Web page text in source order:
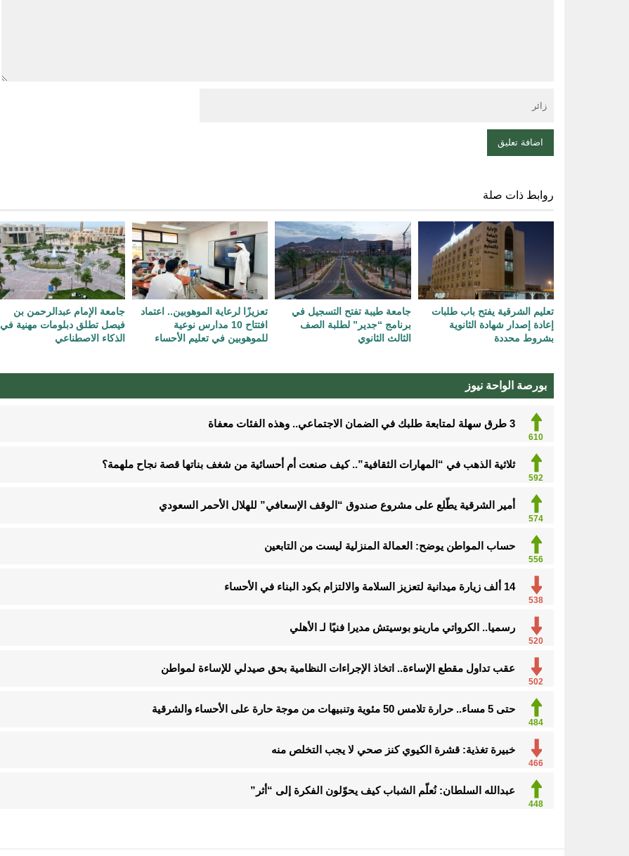
روابط ذات صلة
تعليم الشرقية يفتح باب طلبات
إعادة إصدار شهادة الثانوية
بشروط محددة
جامعة طيبة تفتح التسجيل في
برنامج “جدير” لطلبة الصف
الثالث الثانوي
تعزيزًا لرعاية الموهوبين.. اعتماد
افتتاح 10 مدارس نوعية
للموهوبين في تعليم الأحساء
جامعة الإمام عبدالرحمن بن
فيصل تطلق دبلومات مهنية في
الذكاء الاصطناعي
بورصة الواحة نيوز
610
3 طرق سهلة لمتابعة طلبك في الضمان الاجتماعي.. وهذه الفئات معفاة
592
ثلاثية الذهب في “المهارات الثقافية”.. كيف صنعت أم أحسائية من شغف بناتها قصة نجاح ملهمة؟
574
أمير الشرقية يطّلع على مشروع صندوق “الوقف الإسعافي” للهلال الأحمر السعودي
556
حساب المواطن يوضح: العمالة المنزلية ليست من التابعين
538
14 ألف زيارة ميدانية لتعزيز السلامة والالتزام بكود البناء في الأحساء
500
رسميا.. الكرواتي مارينو بوسيتش مديرا فنيًا لـ الأهلي
502
عقب تداول مقطع الإساءة.. اتخاذ الإجراءات النظامية بحق صيدلي للإساءة لمواطن
484
حتى 5 مساء.. حرارة تلامس 50 مئوية وتنبيهات من موجة حارة على الأحساء والشرقية
466
خبيرة تغذية: قشرة الكيوي كنز صحي لا يجب التخلص منه
448
عبدالله السلطان: نُعلّم الشباب كيف يحوّلون الفكرة إلى “أثر”